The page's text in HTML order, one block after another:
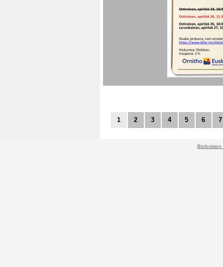
1 2 3 4 5 6 7
Biolovision